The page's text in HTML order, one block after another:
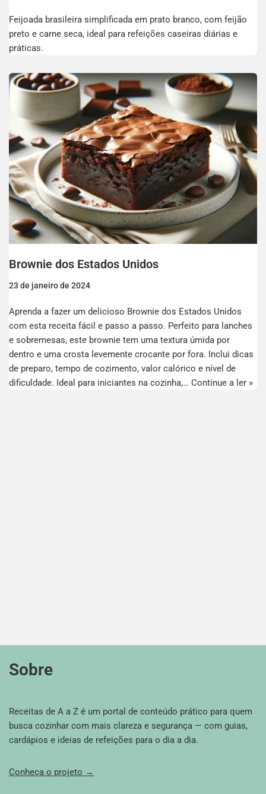
Feijoada brasileira simplificada em prato branco, com feijão
preto e carne seca, ideal para refeições caseiras diárias e
práticas.
Brownie dos Estados Unidos
23 de janeiro de 2024
Aprenda a fazer um delicioso Brownie dos Estados Unidos
com esta receita fácil e passo a passo. Perfeito para lanches
e sobremesas, este brownie tem uma textura úmida por
dentro e uma crosta levemente crocante por fora. Inclui dicas
de preparo, tempo de cozimento, valor calórico e nível de
dificuldade. Ideal para iniciantes na cozinha,… Continue a ler »
Sobre
Receitas de A a Z é um portal de conteúdo prático para quem
busca cozinhar com mais clareza e segurança — com guias,
cardápios e ideias de refeições para o dia a dia.
Conheça o projeto →